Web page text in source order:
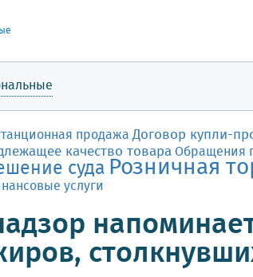
продажа Договор купли-
качество товара Обращения
суда Розничная
услуги